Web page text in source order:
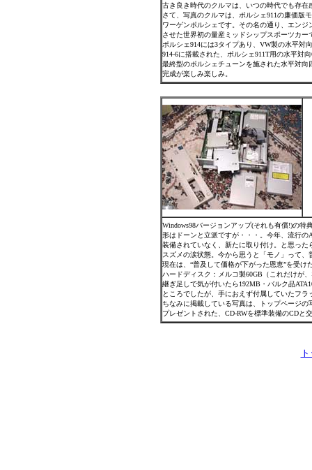
古き良き時代のクルマは、いつの時代でも存
さて、写真のクルマは、ポルシェ911の廉価版
ワーゲンポルシェです。その名の通り、エン
させた世界初の量産ミッドシップスポーツカー
ポルシェ914には3タイプあり、VW製の水平対
914-6に搭載された、ポルシェ911T用の水平対
最終型のポルシェチューンを施された水平対向
完成が楽しみ楽しみ。
Windows98バージョンアップ(それも有償!)の特
形はドーンと立派ですが・・・。今年、流行
装備されていなく、新たに取り付け。と思っ
スズメの涙状態。今から思うと「モノ」って
現在は、“普及して価格が下がった恩恵”を受
ハードディスク：メルコ製60GB（これだけが
継ぎ足しで気が付いたら192MB・バルク品
ところでしたが、手におえず付属していたフ
ちなみに掲載している写真は、トップページ
プレゼントされた、CD-RWを標準装備のCDと